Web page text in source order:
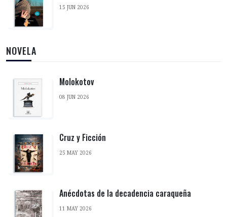
15 JUN 2026
NOVELA
Molokotov
08 JUN 2026
Cruz y Ficción
25 MAY 2026
Anécdotas de la decadencia caraqueña
11 MAY 2026